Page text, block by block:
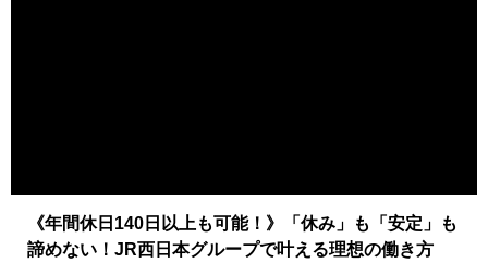
《年間休日140日以上も可能！》「休み」も「安定」も
諦めない！JR西日本グループで叶える理想の働き方